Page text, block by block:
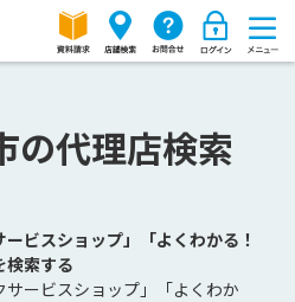
の代理店検索
ービスショップ」「よくわかる！
検索する
ービスショップ」「よくわか